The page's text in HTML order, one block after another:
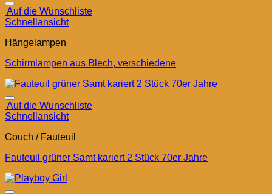
Auf die Wunschliste
Schnellansicht
Hängelampen
Schirmlampen aus Blech, verschiedene
Auf die Wunschliste
Schnellansicht
Couch / Fauteuil
Fauteuil grüner Samt kariert 2 Stück 70er Jahre